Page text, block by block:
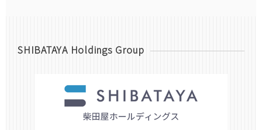
SHIBATAYA Holdings Group